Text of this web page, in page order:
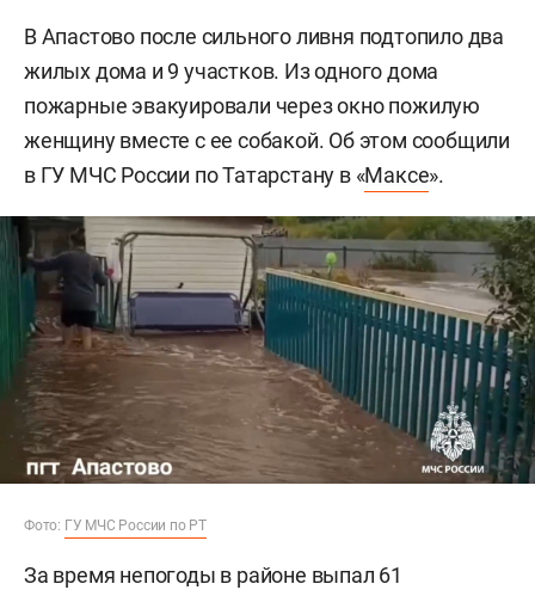
В Апастово после сильного ливня подтопило два
жилых дома и 9 участков. Из одного дома
пожарные эвакуировали через окно пожилую
женщину вместе с ее собакой. Об этом сообщили
в ГУ МЧС России по Татарстану в «Максе».
Фото: ГУ МЧС России по РТ
За время непогоды в районе выпал 61